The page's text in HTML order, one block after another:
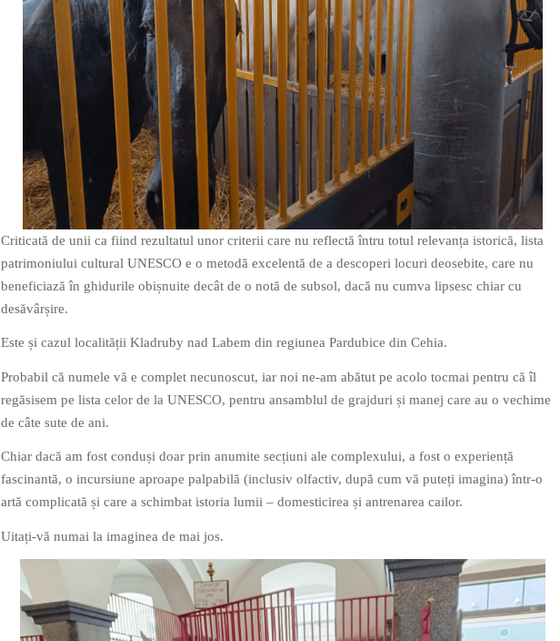
Criticată de unii ca fiind rezultatul unor criterii care nu reflectă întru totul relevanța istorică, lista
patrimoniului cultural UNESCO e o metodă excelentă de a descoperi locuri deosebite, care nu
beneficiază în ghidurile obișnuite decât de o notă de subsol, dacă nu cumva lipsesc chiar cu
desăvârșire.
Este și cazul localității Kladruby nad Labem din regiunea Pardubice din Cehia.
Probabil că numele vă e complet necunoscut, iar noi ne-am abătut pe acolo tocmai pentru că îl
regăsisem pe lista celor de la UNESCO, pentru ansamblul de grajduri și manej care au o vechime
de câte sute de ani.
Chiar dacă am fost conduși doar prin anumite secțiuni ale complexului, a fost o experiență
fascinantă, o incursiune aproape palpabilă (inclusiv olfactiv, după cum vă puteți imagina) într-o
artă complicată și care a schimbat istoria lumii – domesticirea și antrenarea cailor.
Uitați-vă numai la imaginea de mai jos.